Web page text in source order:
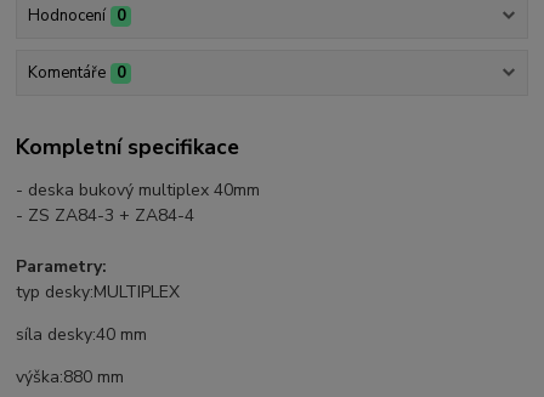
Hodnocení 0
Komentáře 0
Kompletní specifikace
- deska bukový multiplex 40mm
- ZS ZA84-3 + ZA84-4
Parametry:
typ desky:MULTIPLEX
síla desky:40 mm
výška:880 mm